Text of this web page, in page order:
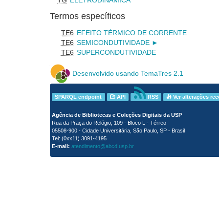
Termos específicos
TE6 EFEITO TÉRMICO DE CORRENTE
TE6 SEMICONDUTIVIDADE ►
TE6 SUPERCONDUTIVIDADE
Desenvolvido usando TemaTres 2.1
SPARQL endpoint API RSS Ver alterações
Agência de Bibliotecas e Coleções Digitais da USP
Rua da Praça do Relógio, 109 - Bloco L - Térreo
05508-900 - Cidade Universitária, São Paulo, SP - Brasil
Tel: (0xx11) 3091-4195
E-mail: atendimento@abcd.usp.br